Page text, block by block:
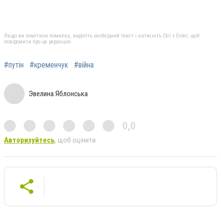
Якщо ви помітили помилку, виділіть необхідний текст і натисніть Ctrl + Enter, щоб
повідомити про це редакцію
#путін #кременчук #війна
Эвелина Яблонська
0,0
Авторизуйтесь, щоб оцінити